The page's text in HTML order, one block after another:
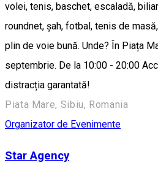
volei, tenis, baschet, escaladă,
roundnet, șah, fotbal, tenis de
plin de voie bună. Unde? În Piața
septembrie. De la 10:00 - 20:00
distracția garantată!
Piata Mare, Sibiu, Romania
Organizator de Evenimente
Star Agency